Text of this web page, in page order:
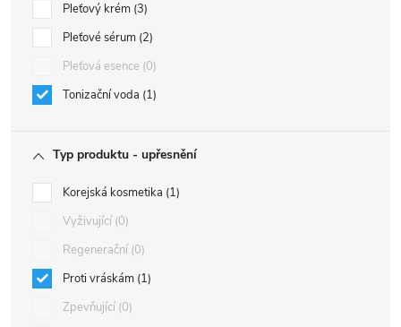
Pleťový krém 3
Pleťové sérum 2
Pleťová esence 0
Tonizační voda 1
Typ produktu - upřesnění
Korejská kosmetika 1
Vyživující 0
Regenerační 0
Proti vráskám 1
Zpevňující 0